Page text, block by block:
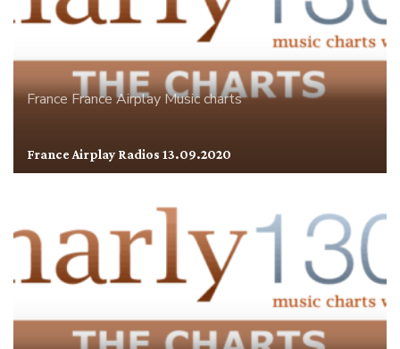
FranceFrance AirplayMusic charts
France Airplay Radios 13.09.2020